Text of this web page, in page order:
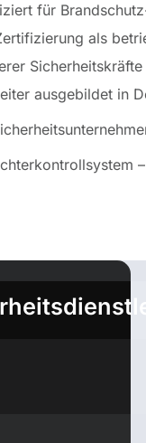
für
als
Sicherheitskräfte
ausgebildet in